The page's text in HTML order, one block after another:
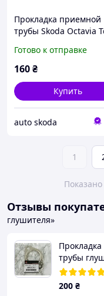
Прокладка приемной
трубы Skoda Octavia
Готово к отправке
160₴
Купить
auto skoda
1
Отзывы
глушителя»
трубы
Mitsubishi
(Мицубиси
200 ₴